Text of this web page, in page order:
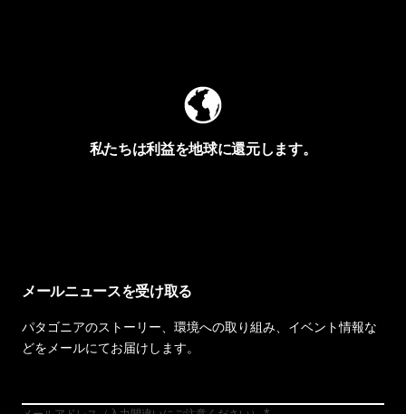
私たちは利益を地球に還元します。
メールニュースを受け取る
パタゴニアのストーリー、環境への取り組み、イベント情報な
どをメールにてお届けします。